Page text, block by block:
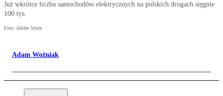
Już wkrótce liczba samochodów elektrycznych na polskich drogach sięgnie
100 tys.
Foto: Adobe Stock
Adam Woźniak